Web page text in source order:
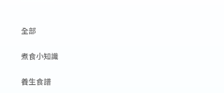
全部
煮食小知識
養生食譜